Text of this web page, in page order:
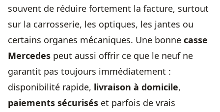
souvent de réduire fortement la facture, surtout
sur la carrosserie, les optiques, les jantes ou
certains organes mécaniques. Une bonne casse
Mercedes peut aussi offrir ce que le neuf ne
garantit pas toujours immédiatement :
disponibilité rapide, livraison à domicile,
paiements sécurisés et parfois de vrais